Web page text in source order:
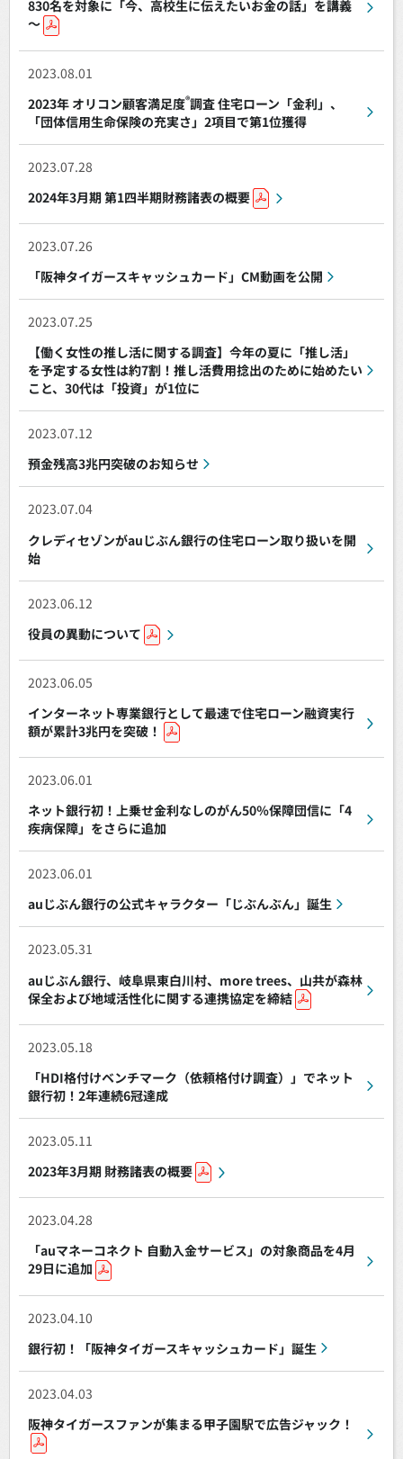
830名を対象に「今、高校生に伝えたいお金の話」を講義
～
2023.08.01
2023年 オリコン顧客満足度®調査 住宅ローン「金利」、
「団体信用生命保険の充実さ」2項目で第1位獲得
2023.07.28
2024年3月期 第1四半期財務諸表の概要
2023.07.26
「阪神タイガースキャッシュカード」CM動画を公開
2023.07.25
【働く女性の推し活に関する調査】今年の夏に「推し活」
を予定する女性は約7割！推し活費用捻出のために始めたい
こと、30代は「投資」が1位に
2023.07.12
預金残高3兆円突破のお知らせ
2023.07.04
クレディセゾンがauじぶん銀行の住宅ローン取り扱いを開
始
2023.06.12
役員の異動について
2023.06.05
インターネット専業銀行として最速で住宅ローン融資実行
額が累計3兆円を突破！
2023.06.01
ネット銀行初！上乗せ金利なしのがん50％保障団信に「4
疾病保障」をさらに追加
2023.06.01
auじぶん銀行の公式キャラクター「じぶんぶん」誕生
2023.05.31
auじぶん銀行、岐阜県東白川村、more trees、山共が森林
保全および地域活性化に関する連携協定を締結
2023.05.18
「HDI格付けベンチマーク（依頼格付け調査）」でネット
銀行初！2年連続6冠達成
2023.05.11
2023年3月期 財務諸表の概要
2023.04.28
「auマネーコネクト 自動入金サービス」の対象商品を4月
29日に追加
2023.04.10
銀行初！「阪神タイガースキャッシュカード」誕生
2023.04.03
阪神タイガースファンが集まる甲子園駅で広告ジャック！